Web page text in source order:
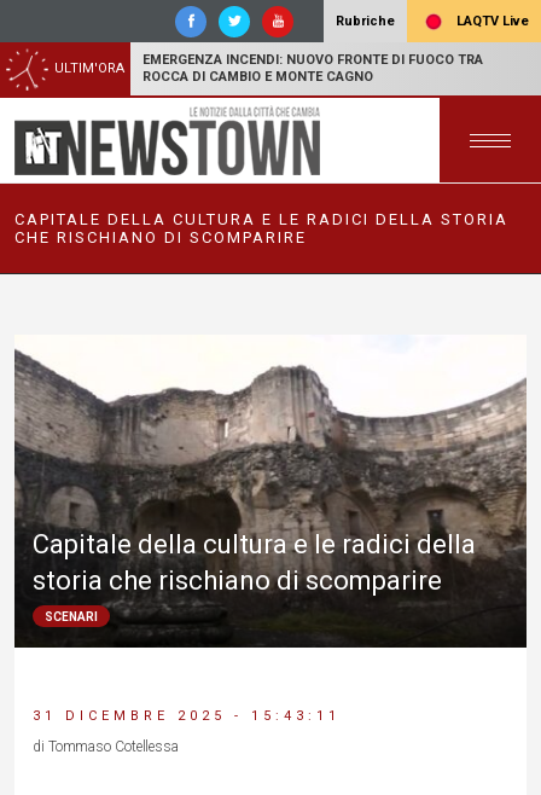
Rubriche LAQTV Live
ULTIM'ORA
EMERGENZA INCENDI: NUOVO FRONTE DI FUOCO TRA
ROCCA DI CAMBIO E MONTE CAGNO
CAPITALE DELLA CULTURA E LE RADICI DELLA STORIA
CHE RISCHIANO DI SCOMPARIRE
Capitale della cultura e le radici della
storia che rischiano di scomparire
SCENARI
31 DICEMBRE 2025 - 15:43:11
di Tommaso Cotellessa